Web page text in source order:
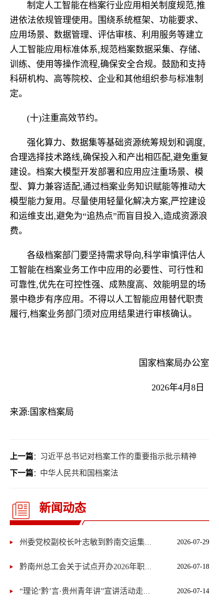
制定人工智能在档案行业应用相关制度规范,推
进依法依规管理使用。围绕系统框架、功能要求、
应用场景、数据管理、评估审核、利用服务等建立
人工智能应用标准体系,规范档案数据采集、存储、
训练、使用等操作流程,确保安全合规。鼓励和支持
科研机构、高等院校、企业和其他组织参与标准制
定。
(十)注重高效节约。
强化算力、数据集等基础资源统筹规划和调度,
合理选择技术路线,确保投入和产出相匹配,避免重复
建设。档案大模型开发部署和应用应注重场景、模
型、算力兼容适配,通过档案业务知识赋能等推动大
模型能力复用。尽量使用轻量化解决方案,严控建设
和运维支出,避免为“追热点”而盲目投入,造成资源浪
费。
各级档案部门要坚持需求导向,科学审慎评估人
工智能在档案业务工作中应用的必要性、可行性和
可靠性,优先在可控性强、成熟度高、效能明显的场
景中稳步有序应用。不得以人工智能应用替代职责
履行,档案业务部门须对应用结果进行审核确认。
国家档案局办公室
2026年4月8日
来源:国家档案局
上一篇： 习近平总书记对档案工作的重要指示批示精神
下一篇： 中华人民共和国档案法
新闻动态
州委党校副校长叶志敏到黔南交运集团开展习近平党建思想宣讲 2026-07-29
黔南州总工会关于试点开办2026年职工子女暑期爱心托管班的通知 2026-07-18
“理论‘黔’言·贵州青年讲”宣讲活动走进黔南 2026-07-14